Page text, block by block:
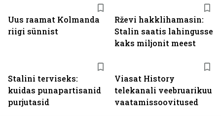
Uus raamat Kolmanda
riigi sünnist
Rževi hakklihamasin:
Stalin saatis lahingusse
kaks miljonit meest
Stalini terviseks:
kuidas punapartisanid
purjutasid
Viasat History
telekanali veebruarikuu
vaatamissoovitused